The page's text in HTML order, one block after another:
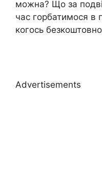
можна? Що за
час горбатимося в
когось
Advertisements